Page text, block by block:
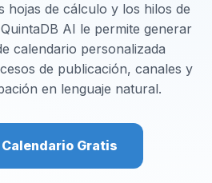
hojas de cálculo y los hilos de
AI le permite generar
calendario personalizada
de publicación, canales y
en lenguaje natural.
Gratis